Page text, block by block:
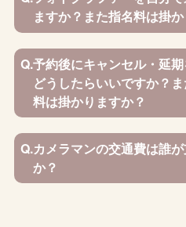
ますか？また指名料は掛
Q.予約後にキャンセル・延
どうしたらいいですか？
料は掛かりますか？
Q.カメラマンの交通費は誰
か？